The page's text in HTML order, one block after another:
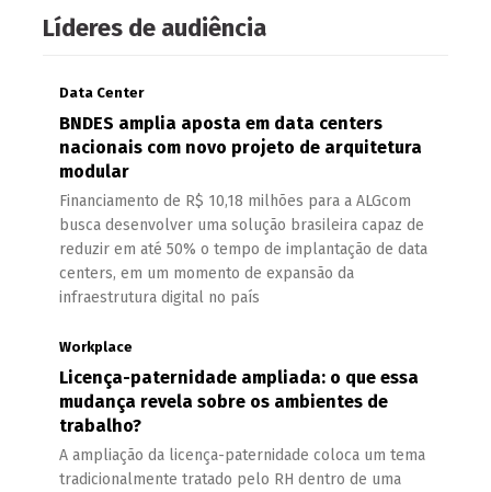
Líderes de audiência
Data Center
BNDES amplia aposta em data centers
nacionais com novo projeto de arquitetura
modular
Financiamento de R$ 10,18 milhões para a ALGcom
busca desenvolver uma solução brasileira capaz de
reduzir em até 50% o tempo de implantação de data
centers, em um momento de expansão da
infraestrutura digital no país
Workplace
Licença-paternidade ampliada: o que essa
mudança revela sobre os ambientes de
trabalho?
A ampliação da licença-paternidade coloca um tema
tradicionalmente tratado pelo RH dentro de uma